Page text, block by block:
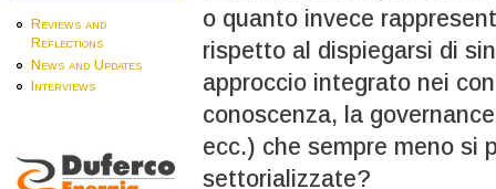
Reviews and
Reflections
News and Updates
Interviews
o quanto invece
rispetto al dispiegarsi di
approccio integrato nei
conoscenza, la
ecc.) che sempre meno si
settorializzate?